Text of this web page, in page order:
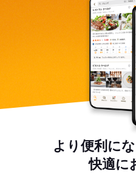
より便利に
快適に